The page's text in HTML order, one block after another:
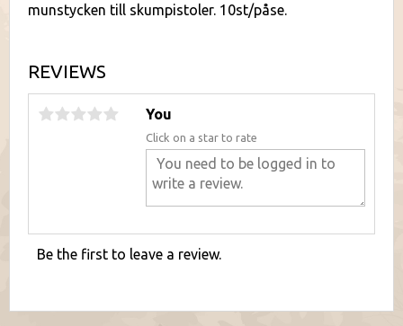
munstycken till skumpistoler. 10st/påse.
REVIEWS
You
Click on a star to rate
Be the first to leave a review.